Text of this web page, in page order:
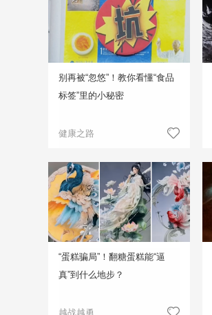
别再被“忽悠”！教你看懂“食品
标签”里的小秘密
健康之路
“蛋糕骗局”！翻糖蛋糕能“逼
真”到什么地步？
越战越勇